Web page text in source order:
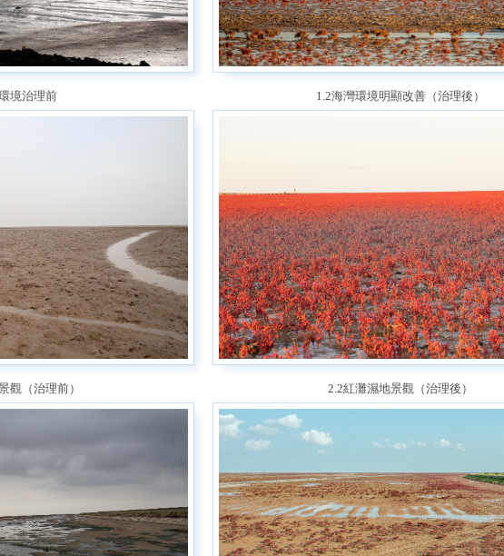
境治理前 1.2海灣環境明顯改善（治理後）
觀（治理前） 2.2紅灘濕地景觀（治理後）